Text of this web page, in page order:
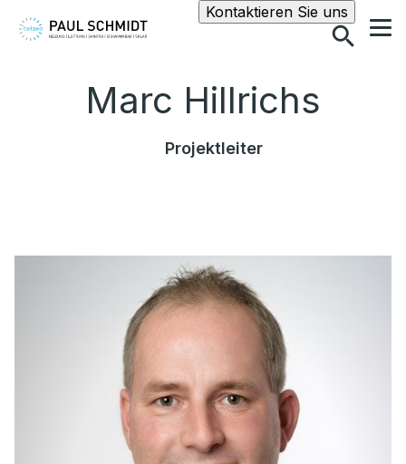
Kontaktieren Sie unsSuche
Marc Hillrichs
Projektleiter